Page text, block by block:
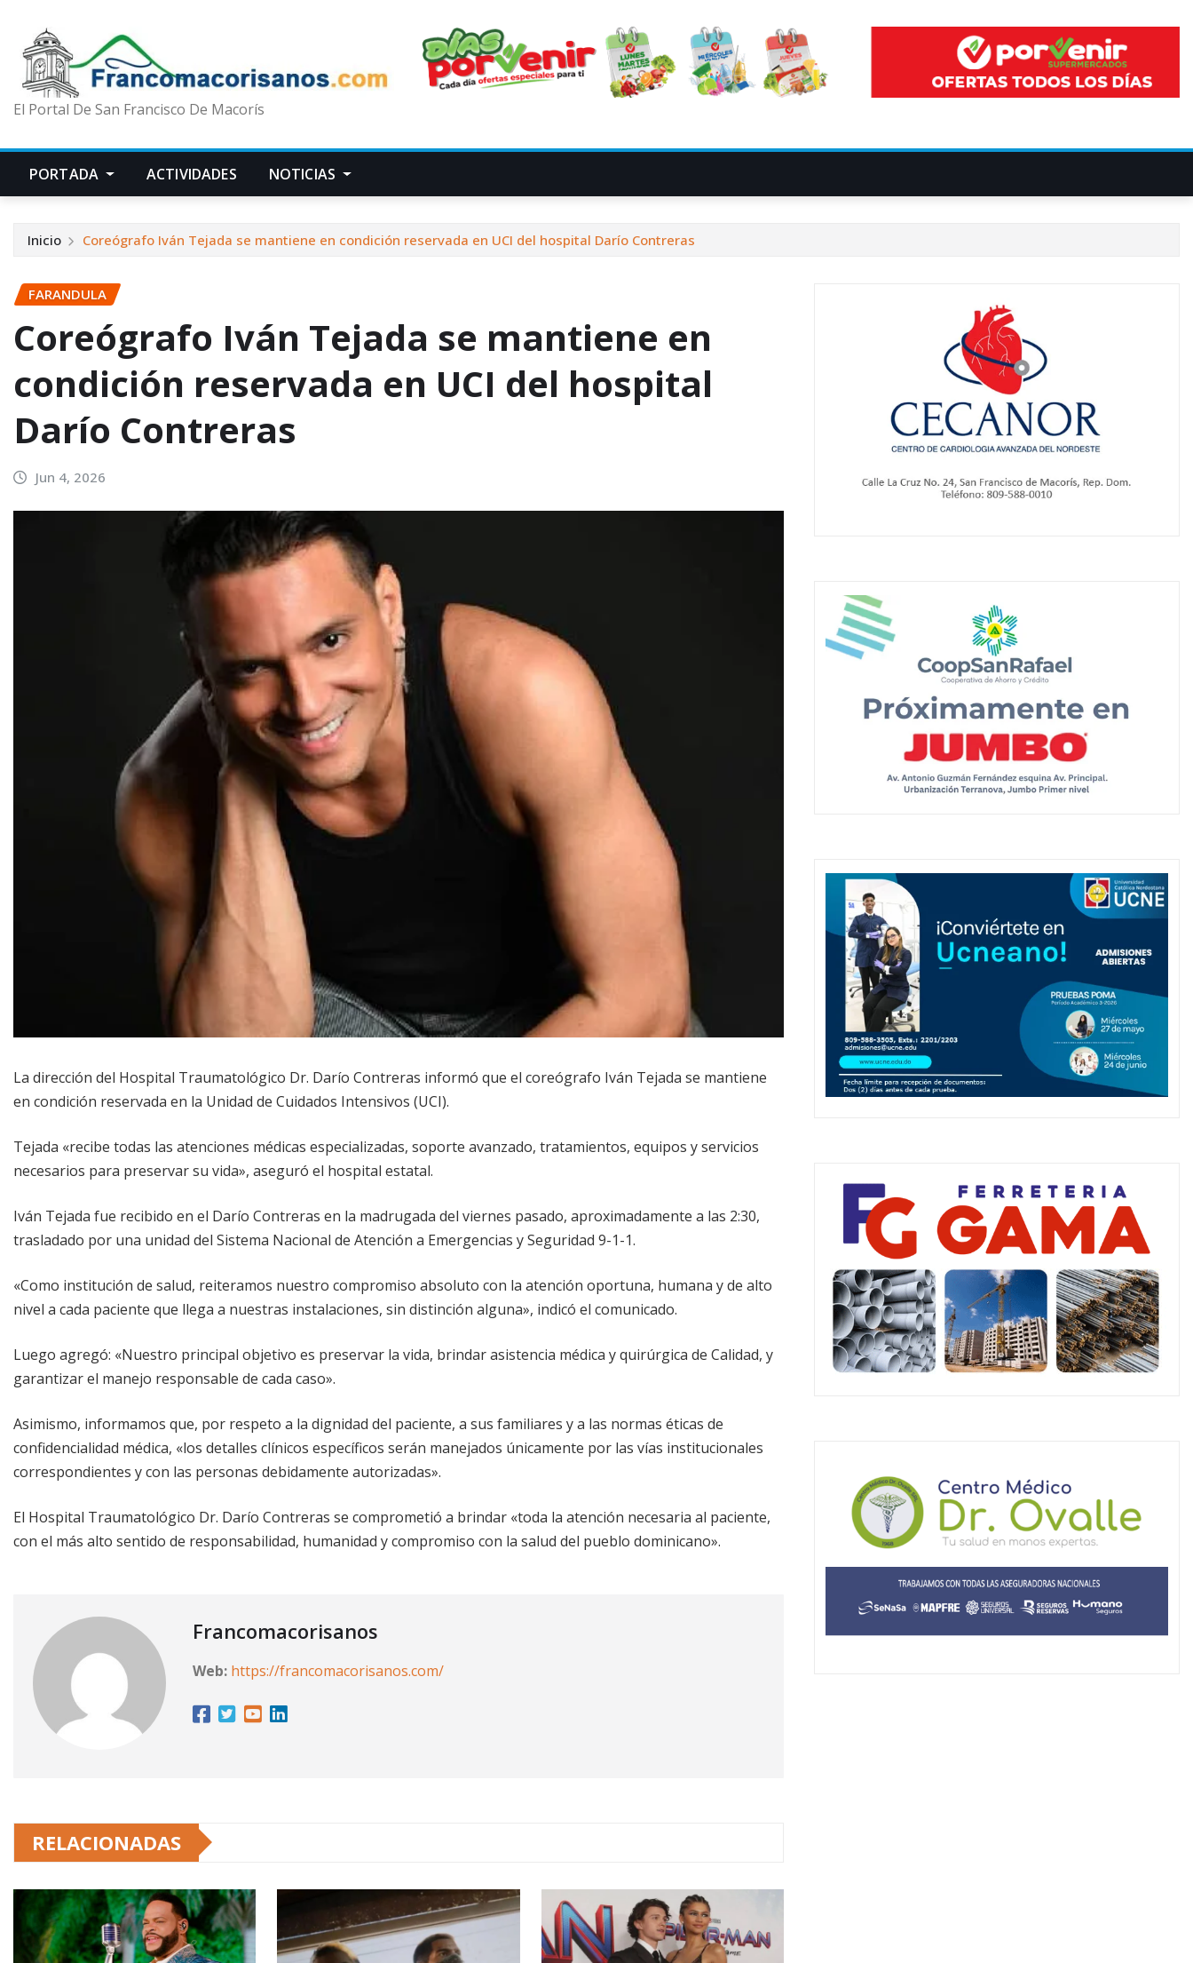
El Portal De San Francisco De Macorís
PORTADA ACTIVIDADES NOTICIAS
Inicio Coreógrafo Iván Tejada se mantiene en condición reservada en UCI del hospital Darío Contreras
FARANDULA
Coreógrafo Iván Tejada se mantiene en
condición reservada en UCI del hospital
Darío Contreras
Jun 4, 2026
La dirección del Hospital Traumatológico Dr. Darío Contreras informó que el coreógrafo Iván Tejada se mantiene
en condición reservada en la Unidad de Cuidados Intensivos (UCI).
Tejada «recibe todas las atenciones médicas especializadas, soporte avanzado, tratamientos, equipos y servicios
necesarios para preservar su vida», aseguró el hospital estatal.
Iván Tejada fue recibido en el Darío Contreras en la madrugada del viernes pasado, aproximadamente a las 2:30,
trasladado por una unidad del Sistema Nacional de Atención a Emergencias y Seguridad 9-1-1.
«Como institución de salud, reiteramos nuestro compromiso absoluto con la atención oportuna, humana y de alto
nivel a cada paciente que llega a nuestras instalaciones, sin distinción alguna», indicó el comunicado.
Luego agregó: «Nuestro principal objetivo es preservar la vida, brindar asistencia médica y quirúrgica de Calidad, y
garantizar el manejo responsable de cada caso».
Asimismo, informamos que, por respeto a la dignidad del paciente, a sus familiares y a las normas éticas de
confidencialidad médica, «los detalles clínicos específicos serán manejados únicamente por las vías institucionales
correspondientes y con las personas debidamente autorizadas».
El Hospital Traumatológico Dr. Darío Contreras se comprometió a brindar «toda la atención necesaria al paciente,
con el más alto sentido de responsabilidad, humanidad y compromiso con la salud del pueblo dominicano».
Francomacorisanos
Web: https://francomacorisanos.com/
RELACIONADAS